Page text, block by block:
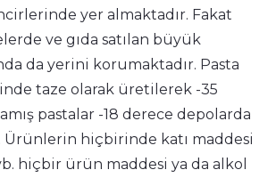
yer almaktadır. Fakat
ve gıda satılan büyük
da yerini korumaktadır. Pasta
taze olarak üretilerek -35
pastalar -18 derece depolarda
Ürünlerin hiçbirinde katı maddesi
hiçbir ürün maddesi ya da alkol